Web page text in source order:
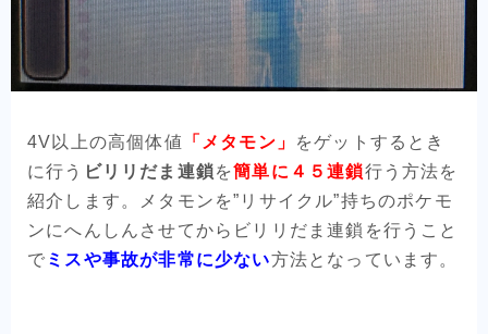
4V以上の高個体値 「メタモン」
をゲットするとき
に行う ビリリだま連鎖を簡単に４５連鎖行う方法を
紹介します。メタモンを”リサイクル”持ちのポケモ
ンにへんしんさせてからビリリだま連鎖を行うこと
で ミスや事故が非常に少ない方法となっています。